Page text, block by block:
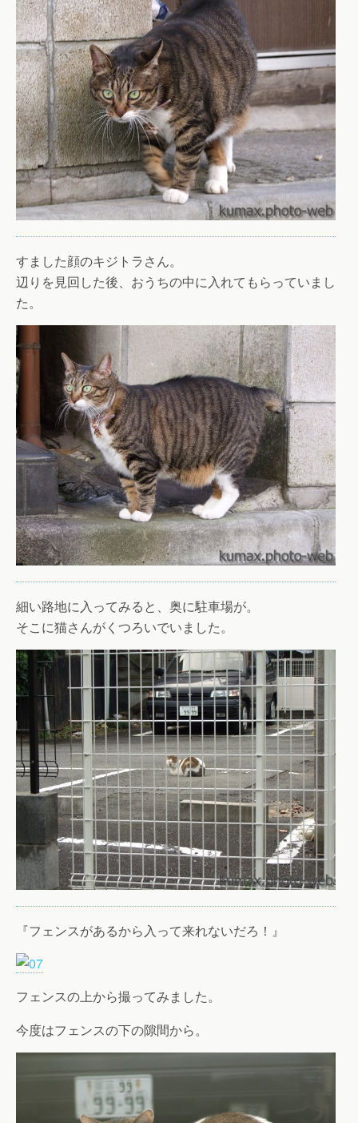
すました顔のキジトラさん。
辺りを見回した後、おうちの中に入れてもらっていまし
た。
細い路地に入ってみると、奥に駐車場が。
そこに猫さんがくつろいでいました。
『フェンスがあるから入って来れないだろ！』
フェンスの上から撮ってみました。
今度はフェンスの下の隙間から。